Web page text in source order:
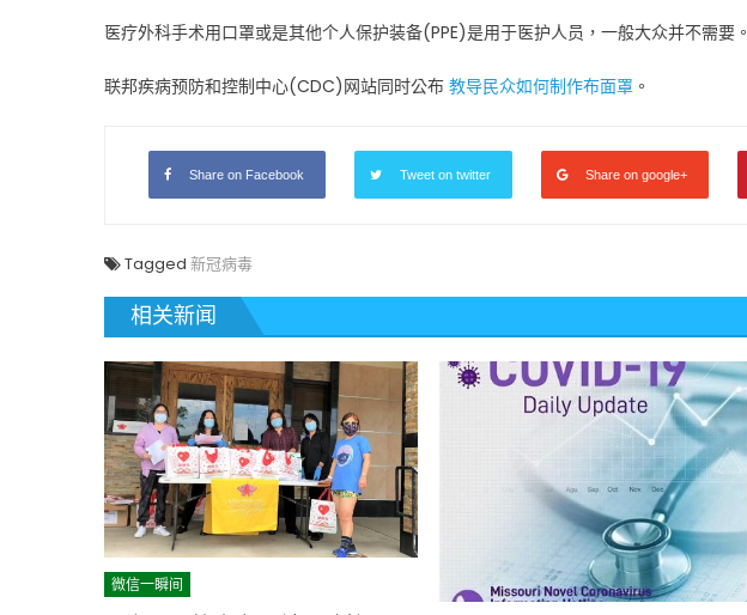
医疗外科手术用口罩或是其他个人保护装备(PPE)是用于医护人员，一般大众并不需要。
联邦疾病预防和控制中心(CDC)网站同时公布 教导民众如何制作布面罩 。
Share on Facebook Tweet on twitter Share on google+
Tagged 新冠病毒
相关新闻
微信一瞬间